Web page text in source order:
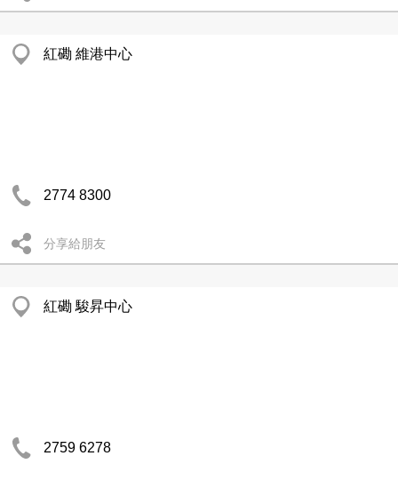
紅磡 維港中心
2774 8300
分享給朋友
紅磡 駿昇中心
2759 6278